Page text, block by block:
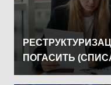
ПОГАСИТЬ